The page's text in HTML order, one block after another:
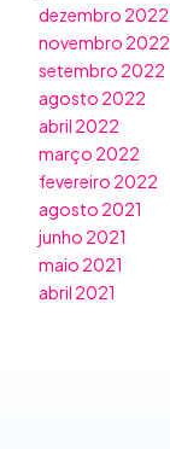
dezembro 2022
novembro 2022
setembro 2022
agosto 2022
abril 2022
março 2022
fevereiro 2022
agosto 2021
junho 2021
maio 2021
abril 2021